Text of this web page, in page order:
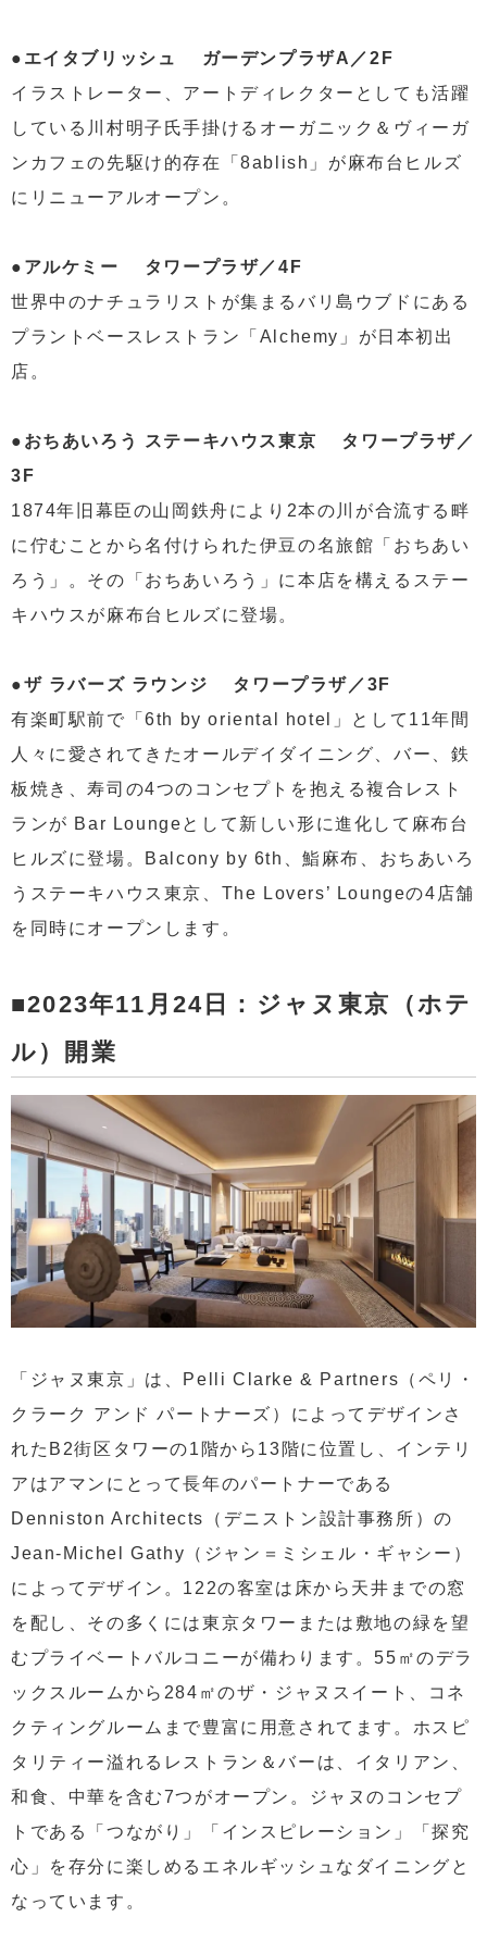
●エイタブリッシュ ガーデンプラザA／2F
イラストレーター、アートディレクターとしても活躍
している川村明子氏手掛けるオーガニック＆ヴィーガ
ンカフェの先駆け的存在「8ablish」が麻布台ヒルズ
にリニューアルオープン。
●アルケミー タワープラザ／4F
世界中のナチュラリストが集まるバリ島ウブドにある
プラントベースレストラン「Alchemy」が日本初出
店。
●おちあいろう ステーキハウス東京 タワープラザ／
3F
1874年旧幕臣の山岡鉄舟により2本の川が合流する畔
に佇むことから名付けられた伊豆の名旅館「おちあい
ろう」。その「おちあいろう」に本店を構えるステー
キハウスが麻布台ヒルズに登場。
●ザ ラバーズ ラウンジ タワープラザ／3F
有楽町駅前で「6th by oriental hotel」として11年間
人々に愛されてきたオールデイダイニング、バー、鉄
板焼き、寿司の4つのコンセプトを抱える複合レスト
ランが Bar Loungeとして新しい形に進化して麻布台
ヒルズに登場。Balcony by 6th、鮨麻布、おちあいろ
うステーキハウス東京、The Lovers’ Loungeの4店舗
を同時にオープンします。
■2023年11月24日：ジャヌ東京（ホテ
ル）開業
「ジャヌ東京」は、Pelli Clarke & Partners（ペリ・
クラーク アンド パートナーズ）によってデザインさ
れたB2街区タワーの1階から13階に位置し、インテリ
アはアマンにとって長年のパートナーである
Denniston Architects（デニストン設計事務所）の
Jean-Michel Gathy（ジャン＝ミシェル・ギャシー）
によってデザイン。122の客室は床から天井までの窓
を配し、その多くには東京タワーまたは敷地の緑を望
むプライベートバルコニーが備わります。55㎡のデラ
ックスルームから284㎡のザ・ジャヌスイート、コネ
クティングルームまで豊富に用意されてます。ホスピ
タリティー溢れるレストラン＆バーは、イタリアン、
和食、中華を含む7つがオープン。ジャヌのコンセプ
トである「つながり」「インスピレーション」「探究
心」を存分に楽しめるエネルギッシュなダイニングと
なっています。